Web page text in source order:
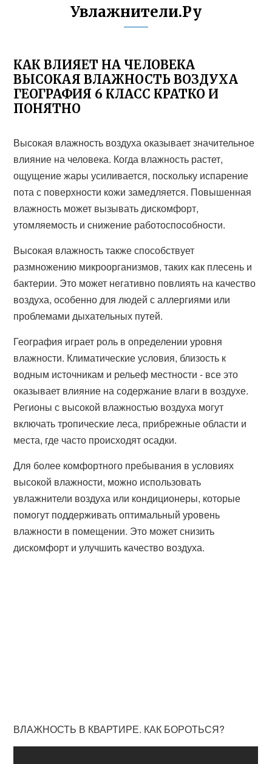
Увлажнители.Ру
КАК ВЛИЯЕТ НА ЧЕЛОВЕКА
ВЫСОКАЯ ВЛАЖНОСТЬ ВОЗДУХА
ГЕОГРАФИЯ 6 КЛАСС КРАТКО И
ПОНЯТНО
Высокая влажность воздуха оказывает значительное
влияние на человека. Когда влажность растет,
ощущение жары усиливается, поскольку испарение
пота с поверхности кожи замедляется. Повышенная
влажность может вызывать дискомфорт,
утомляемость и снижение работоспособности.
Высокая влажность также способствует
размножению микроорганизмов, таких как плесень и
бактерии. Это может негативно повлиять на качество
воздуха, особенно для людей с аллергиями или
проблемами дыхательных путей.
География играет роль в определении уровня
влажности. Климатические условия, близость к
водным источникам и рельеф местности - все это
оказывает влияние на содержание влаги в воздухе.
Регионы с высокой влажностью воздуха могут
включать тропические леса, прибрежные области и
места, где часто происходят осадки.
Для более комфортного пребывания в условиях
высокой влажности, можно использовать
увлажнители воздуха или кондиционеры, которые
помогут поддерживать оптимальный уровень
влажности в помещении. Это может снизить
дискомфорт и улучшить качество воздуха.
ВЛАЖНОСТЬ В КВАРТИРЕ. КАК БОРОТЬСЯ?